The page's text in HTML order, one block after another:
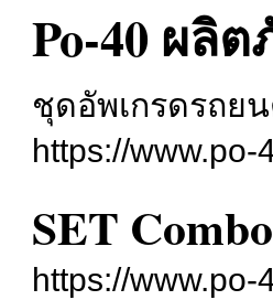
Po-40 ผลิ
ชุดอัพเกรดรถย
https://www.po-
SET
https://